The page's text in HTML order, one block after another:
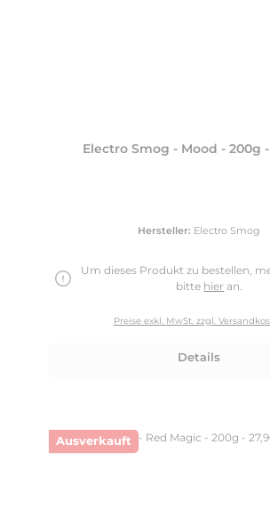
Electro Smog - Mood - 200g
Hersteller: Electro Smog
Um dieses Produkt zu bestellen,
bitte hier an.
Preise exkl. MwSt. zzgl.
Details
Ausverkauft